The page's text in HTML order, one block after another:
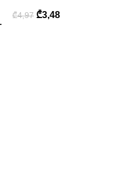
₾4,97 ₾3,48